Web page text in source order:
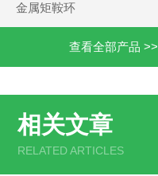
金属矩鞍环
查看全部产品 >>
相关文章
RELATED ARTICLES